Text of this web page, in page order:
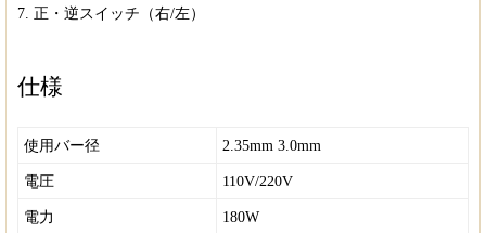
7. 正・逆スイッチ（右/左）
仕様
使用バー径 2.35mm 3.0mm
電圧 110V/220V
電力 180W